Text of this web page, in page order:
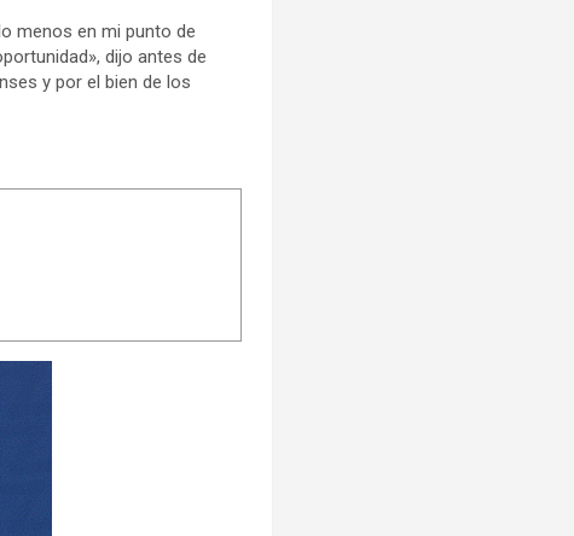
menos en mi punto de
dijo antes de
y por el bien de los